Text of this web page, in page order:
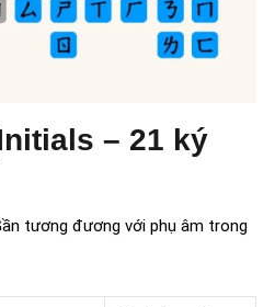
– 21 ký
tương đương với phụ âm trong